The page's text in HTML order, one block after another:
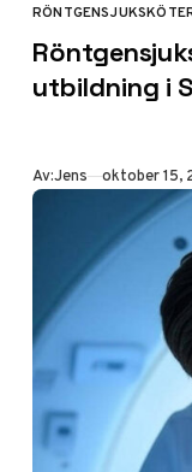
KATEGORI
utbildning i
Av:Jens Publicerad
oktober 15,